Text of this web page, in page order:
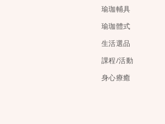
瑜珈輔具
瑜珈體式
生活選品
課程/活動
身心療癒